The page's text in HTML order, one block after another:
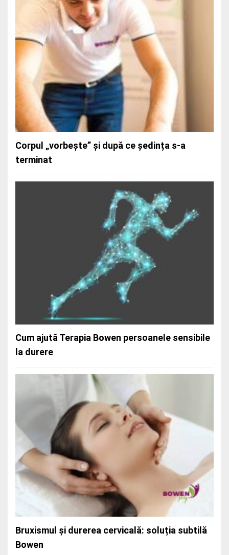
Corpul „vorbește” și după ce ședința s-a
terminat
Cum ajută Terapia Bowen persoanele sensibile
la durere
Bruxismul și durerea cervicală: soluția subtilă
Bowen
Cifoza și terapia Bowen: când blândețea
vindecă
Durerea cervicală cronică și puterea unei
abordări blânde
Când masajul nu ajunge adânc, Bowen
pătrunde profund